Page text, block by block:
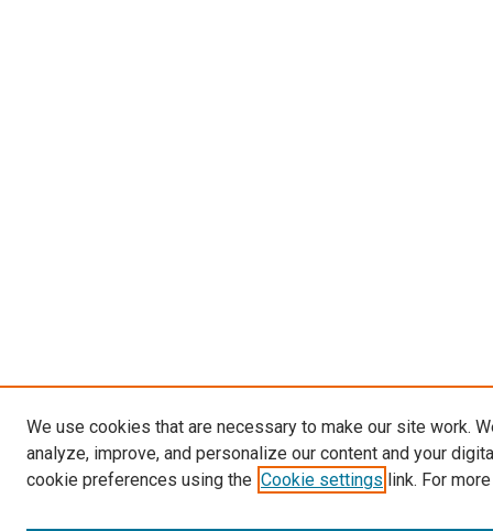
We use cookies that are necessary to make our site work.
analyze, improve, and personalize our content and your
cookie preferences using the Cookie settings link. For